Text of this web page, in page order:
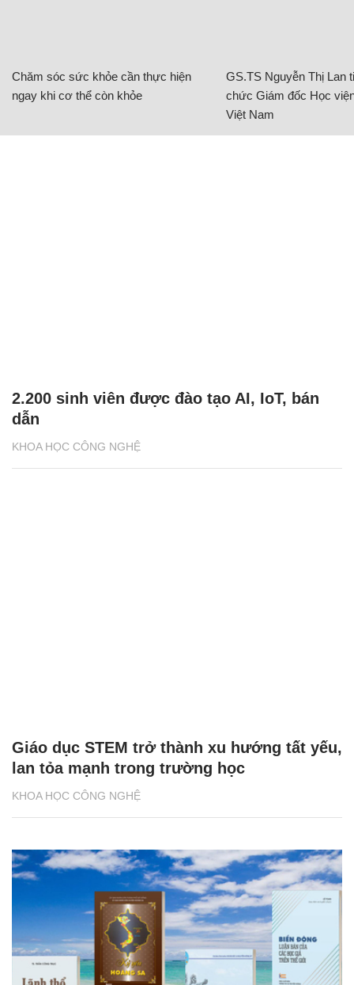
Chăm sóc sức khỏe cần thực hiện
ngay khi cơ thể còn khỏe
GS.TS Nguyễn Thị Lan
chức Giám đốc Học
Việt Nam
KHOA HỌC CÔNG NGHỆ
2.200 sinh viên được đào tạo AI, IoT, bán
dẫn
KHOA HỌC CÔNG NGHỆ
Giáo dục STEM trở thành xu hướng tất yếu,
lan tỏa mạnh trong trường học